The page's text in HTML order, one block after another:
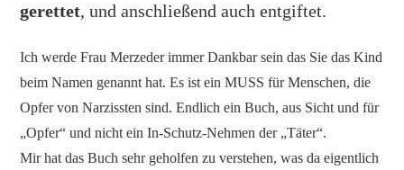
gerettet, und anschließend auch entgiftet.
Ich werde Frau Merzeder immer Dankbar sein das Sie das Kind
beim Namen genannt hat. Es ist ein MUSS für Menschen, die
Opfer von Narzissten sind. Endlich ein Buch, aus Sicht und für
„Opfer“ und nicht ein In-Schutz-Nehmen der „Täter“.
Mir hat das Buch sehr geholfen zu verstehen, was da eigentlich